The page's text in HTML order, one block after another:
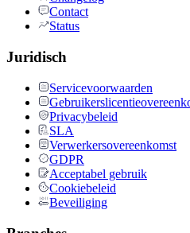
Contact
Status
Juridisch
Servicevoorwaarden
Privacybeleid
SLA
Verwerkersovereenkomst
GDPR
Acceptabel gebruik
Cookiebeleid
Beveiliging